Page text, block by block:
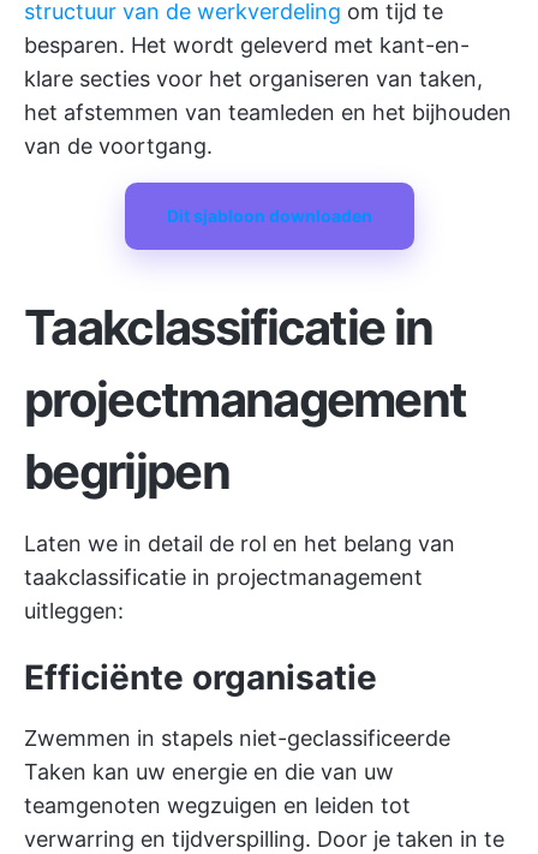
structuur van de werkverdeling om tijd te
besparen. Het wordt geleverd met kant-en-
klare secties voor het organiseren van taken,
het afstemmen van teamleden en het bijhouden
van de voortgang.
Dit sjabloon downloaden
Taakclassificatie in
projectmanagement
begrijpen
Laten we in detail de rol en het belang van
taakclassificatie in projectmanagement
uitleggen:
Efficiënte organisatie
Zwemmen in stapels niet-geclassificeerde
Taken kan uw energie en die van uw
teamgenoten wegzuigen en leiden tot
verwarring en tijdverspilling. Door je taken in te